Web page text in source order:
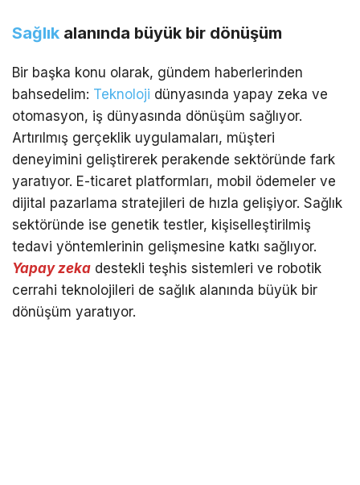
Sağlık alanında büyük bir dönüşüm
Bir başka konu olarak, gündem haberlerinden
bahsedelim: Teknoloji dünyasında yapay zeka ve
otomasyon, iş dünyasında dönüşüm sağlıyor.
Artırılmış gerçeklik uygulamaları, müşteri
deneyimini geliştirerek perakende sektöründe fark
yaratıyor. E-ticaret platformları, mobil ödemeler ve
dijital pazarlama stratejileri de hızla gelişiyor. Sağlık
sektöründe ise genetik testler, kişiselleştirilmiş
tedavi yöntemlerinin gelişmesine katkı sağlıyor.
Yapay zeka destekli teşhis sistemleri ve robotik
cerrahi teknolojileri de sağlık alanında büyük bir
dönüşüm yaratıyor.